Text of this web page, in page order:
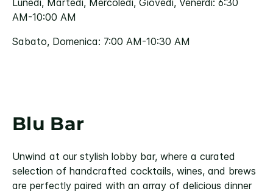
Lunedì, Martedì, Mercoledì, Giovedì, Venerdì: 6:30
AM-10:00 AM
Sabato, Domenica: 7:00 AM-10:30 AM
Blu Bar
Unwind at our stylish lobby bar, where a curated
selection of handcrafted cocktails, wines, and brews
are perfectly paired with an array of delicious dinner